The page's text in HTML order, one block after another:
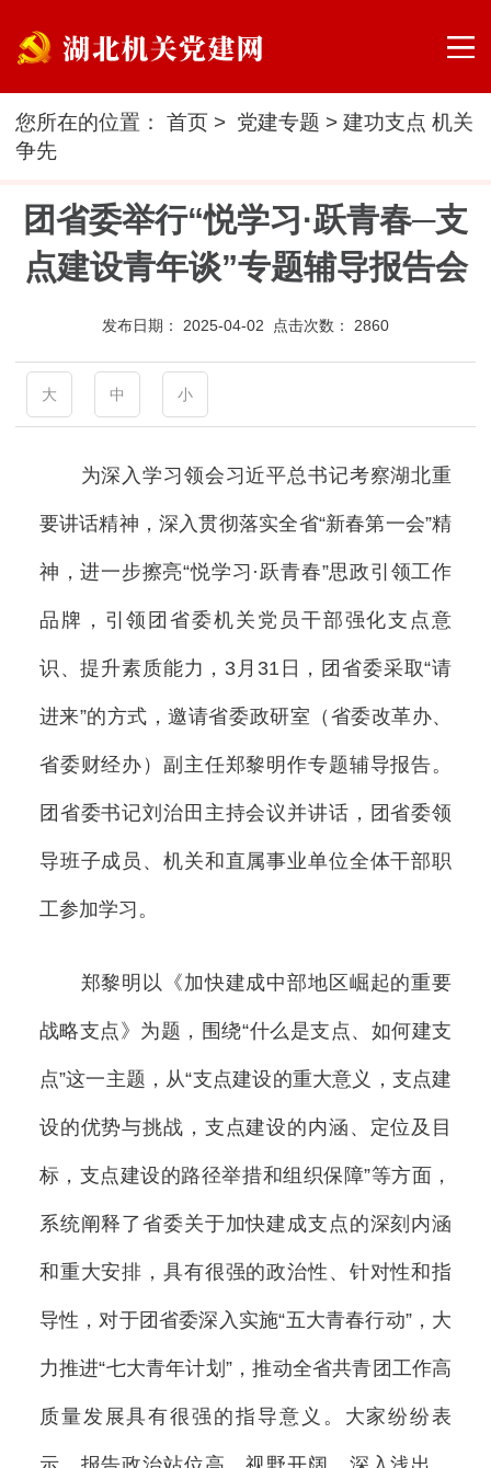
您所在的位置：首页 > 党建专题 >建功支点 机关
争先
团省委举行“悦学习·跃青春─支
点建设青年谈”专题辅导报告会
发布日期： 2025-04-02 点击次数： 2860
大 中 小
为深入学习领会习近平总书记考察湖北重
要讲话精神，深入贯彻落实全省“新春第一会”精
神，进一步擦亮“悦学习·跃青春”思政引领工作
品牌，引领团省委机关党员干部强化支点意
识、提升素质能力，3月31日，团省委采取“请
进来”的方式，邀请省委政研室（省委改革办、
省委财经办）副主任郑黎明作专题辅导报告。
团省委书记刘治田主持会议并讲话，团省委领
导班子成员、机关和直属事业单位全体干部职
工参加学习。
郑黎明以《加快建成中部地区崛起的重要
战略支点》为题，围绕“什么是支点、如何建支
点”这一主题，从“支点建设的重大意义，支点建
设的优势与挑战，支点建设的内涵、定位及目
标，支点建设的路径举措和组织保障”等方面，
系统阐释了省委关于加快建成支点的深刻内涵
和重大安排，具有很强的政治性、针对性和指
导性，对于团省委深入实施“五大青春行动”，大
力推进“七大青年计划”，推动全省共青团工作高
质量发展具有很强的指导意义。大家纷纷表